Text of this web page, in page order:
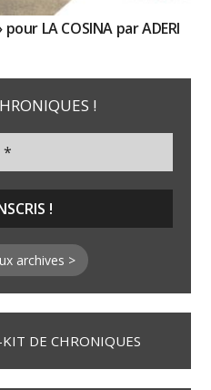
LA COSINA par ADERI
!
archives >
DE CHRONIQUES